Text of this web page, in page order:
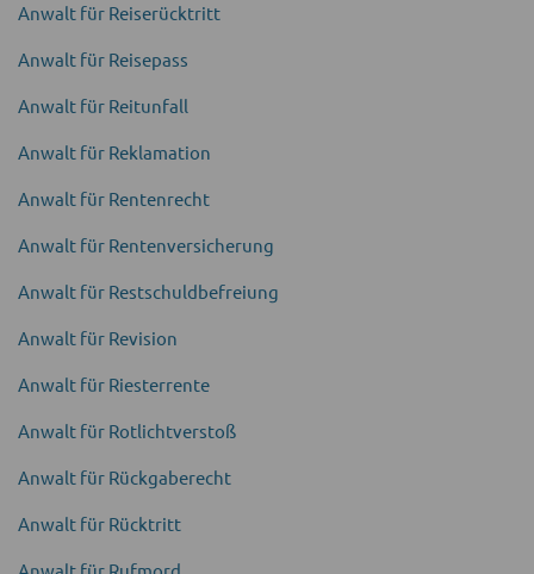
Anwalt für Reise­rücktritt
Anwalt für Reisepass
Anwalt für Reitunfall
Anwalt für Reklama­tion
Anwalt für Renten­recht
Anwalt für Renten­versicherung
Anwalt für Restschuld­befreiung
Anwalt für Revision
Anwalt für Riester­rente
Anwalt für Rotlicht­verstoß
Anwalt für Rückgabe­recht
Anwalt für Rücktritt